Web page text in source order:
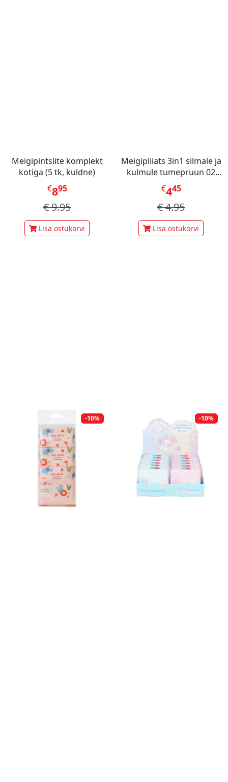
Meigipintslite komplekt
kotiga (5 tk, kuldne)
€895
€9.95
Lisa ostukorvi
Meigipliiats 3in1 silmale ja
kulmule tumepruun 02
(Minimalist)
€445
€4.95
Lisa ostukorvi
-10% -10%